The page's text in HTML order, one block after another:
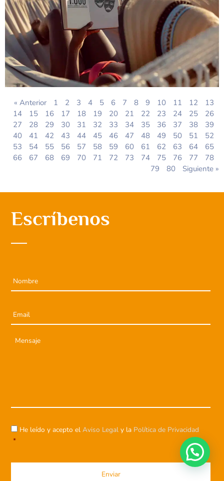
« Anterior 1 2 3 4 5 6 7 8 9 10 11 12
13
14
15 16 17 18 19 20 21 22 23 24 25
26
27
28 29 30 31 32 33 34 35 36 37 38
39
40
41 42 43 44 45 46 47 48 49 50 51
52
53
54 55 56 57 58 59 60 61 62 63 64
65
66
67 68 69 70 71 72 73 74 75 76 77
78
79
80 Siguiente »
Escríbenos
o
em
M
C
o
n
He leído y acepto elAviso Legal y la Política de Privacidad
*